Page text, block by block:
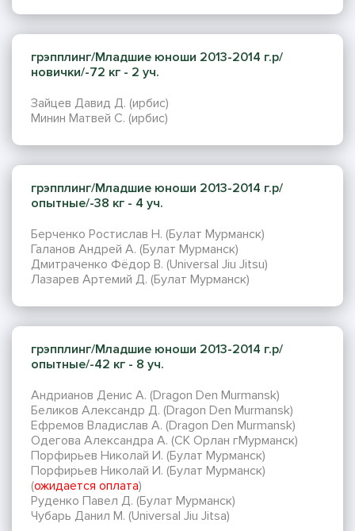
грэпплинг/Младшие юноши 2013-2014 г.р/
новички/-72 кг - 2 уч.
Зайцев Давид Д. (ирбис)
Минин Матвей С. (ирбис)
грэпплинг/Младшие юноши 2013-2014 г.р/
опытные/-38 кг - 4 уч.
Берченко Ростислав Н. (Булат Мурманск)
Галанов Андрей А. (Булат Мурманск)
Дмитраченко Фёдор В. (Universal Jiu Jitsu)
Лазарев Артемий Д. (Булат Мурманск)
грэпплинг/Младшие юноши 2013-2014 г.р/
опытные/-42 кг - 8 уч.
Андрианов Денис А. (Dragon Den Murmansk)
Беликов Александр Д. (Dragon Den Murmansk)
Ефремов Владислав А. (Dragon Den Murmansk)
Одегова Александра А. (СК Орлан гМурманск)
Порфирьев Николай И. (Булат Мурманск)
Порфирьев Николай И. (Булат Мурманск)
(ожидается оплата)
Руденко Павел Д. (Булат Мурманск)
Чубарь Данил М. (Universal Jiu Jitsa)